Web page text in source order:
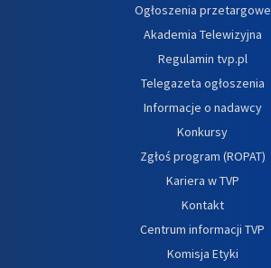
Ogłoszenia przetargowe
Akademia Telewizyjna
Regulamin tvp.pl
Telegazeta ogłoszenia
Informacje o nadawcy
Konkursy
Zgłoś program (ROPAT)
Kariera w TVP
Kontakt
Centrum informacji TVP
Komisja Etyki